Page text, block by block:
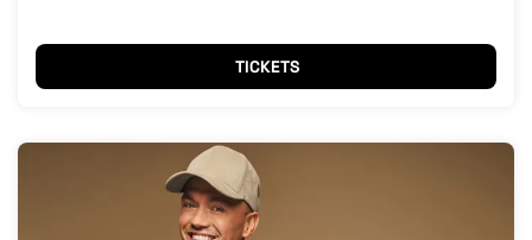
TICKETS